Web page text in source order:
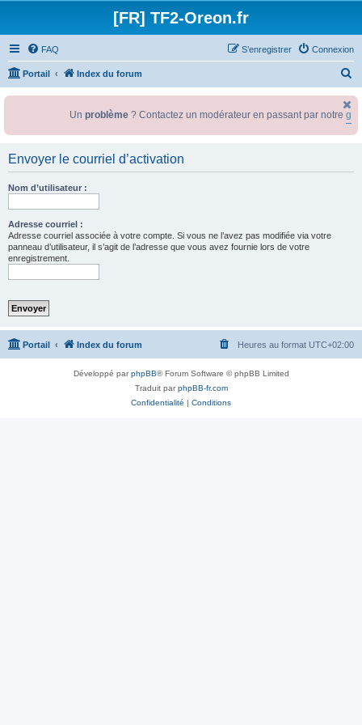
[FR] TF2-Oreon.fr
FAQ Connexion
S’enregistrer
Portail Index du forum
h
r
Unproblème? Contactez un modérateur en passant par notre
Envoyer le courriel d’activation
Nom d’utilisateur :
Adresse courriel :
Adresse courriel associée à votre compte. Si vous ne l’avez pas modifiée via votre
panneau d’utilisateur, il s’agit de l’adresse que vous avez fournie lors de votre
enregistrement.
Portail Index du forum Heures au format UTC+02:00
Développé parphpBB® Forum Software © phpBB Limited
Traduit parphpBB-fr.com
Confidentialité | Conditions